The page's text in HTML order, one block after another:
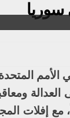
الأمم
مع إفلات